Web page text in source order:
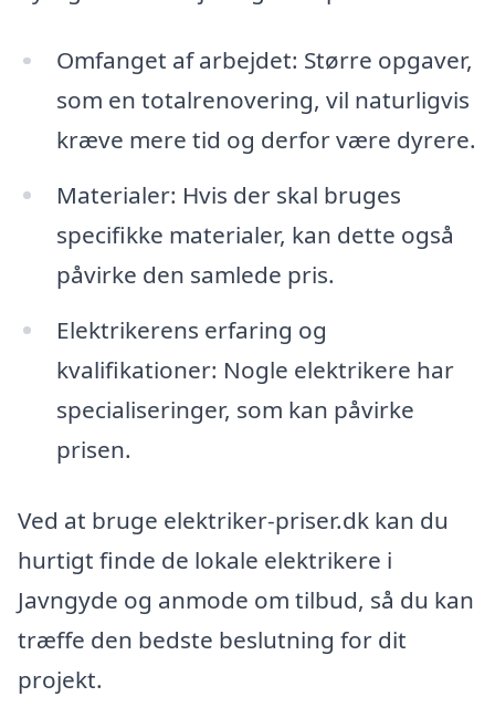
Omfanget af arbejdet: Større opgaver,
som en totalrenovering, vil naturligvis
kræve mere tid og derfor være dyrere.
Materialer: Hvis der skal bruges
specifikke materialer, kan dette også
påvirke den samlede pris.
Elektrikerens erfaring og
kvalifikationer: Nogle elektrikere har
specialiseringer, som kan påvirke
prisen.
Ved at bruge elektriker-priser.dk kan du
hurtigt finde de lokale elektrikere i
Javngyde og anmode om tilbud, så du kan
træffe den bedste beslutning for dit
projekt.